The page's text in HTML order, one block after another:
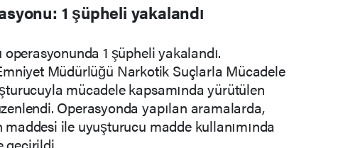
1 şüpheli yakalandı
1 şüpheli yakalandı.
Müdürlüğü Narkotik Suçlarla Mücadele
mücadele kapsamında yürütülen
Operasyonda yapılan aramalarda,
ile uyuşturucu madde kullanımında